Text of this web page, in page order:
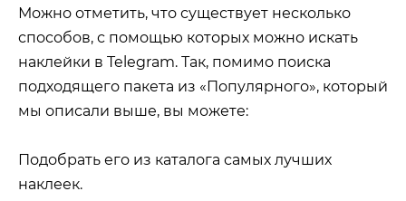
Можно отметить, что существует несколько
способов, с помощью которых можно искать
наклейки в Telegram. Так, помимо поиска
подходящего пакета из «Популярного», который
мы описали выше, вы можете:
Подобрать его из каталога самых лучших
наклеек.